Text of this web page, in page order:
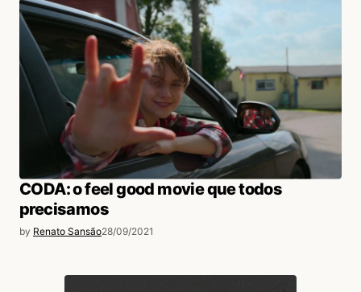
CODA: o feel good movie que todos
precisamos
by Renato Sansão28/09/2021